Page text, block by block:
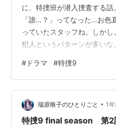
に、特捜班が潜入捜査する話
「誰…？」ってなった…お色
っていたスタッフね。しか
犯人というパターンが多いな
とだったの？！」となるのは
のはよろしくない気がする
を提示してくれよと思って
ないようにしたくて隠してる
かも隠したらわからなくてあ
# ドラマ #特捜9
瑞原唯子のひとりごと • 1
特捜9 final season 第2